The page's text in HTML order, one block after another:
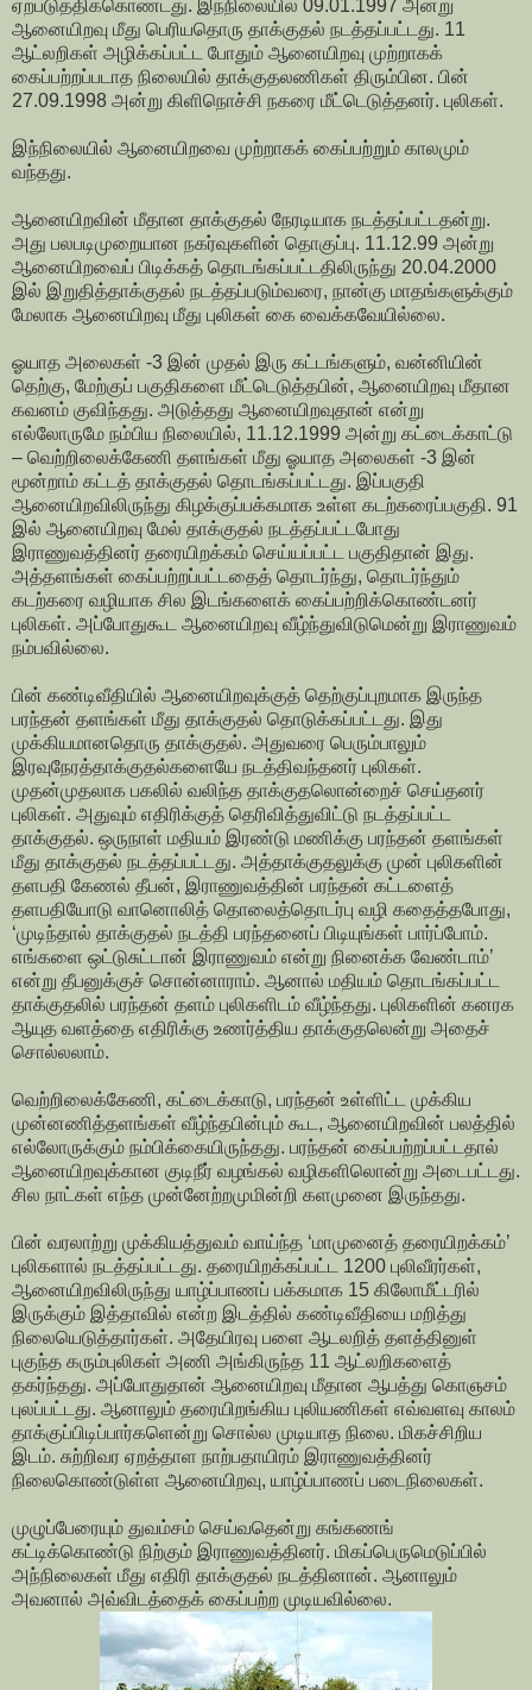
ஏற்படுத்திக்கொண்டது. இந்நிலையில் 09.01.1997 அன்று
ஆனையிறவு மீது பெரியதொரு தாக்குதல் நடத்தப்பட்டது. 11
ஆட்லறிகள் அழிக்கப்பட்ட போதும் ஆனையிறவு முற்றாகக்
கைப்பற்றப்படாத நிலையில் தாக்குதலணிகள் திரும்பின. பின்
27.09.1998 அன்று கிளிநொச்சி நகரை மீட்டெடுத்தனர். புலிகள்.
இந்நிலையில் ஆனையிறவை முற்றாகக் கைப்பற்றும் காலமும்
வந்தது.
ஆனையிறவின் மீதான தாக்குதல் நேரடியாக நடத்தப்பட்டதன்று.
அது பலபடிமுறையான நகர்வுகளின் தொகுப்பு. 11.12.99 அன்று
ஆனையிறவைப் பிடிக்கத் தொடங்கப்பட்டதிலிருந்து 20.04.2000
இல் இறுதித்தாக்குதல் நடத்தப்படும்வரை, நான்கு மாதங்களுக்கும்
மேலாக ஆனையிறவு மீது புலிகள் கை வைக்கவேயில்லை.
ஓயாத அலைகள் -3 இன் முதல் இரு கட்டங்களும், வன்னியின்
தெற்கு, மேற்குப் பகுதிகளை மீட்டெடுத்தபின், ஆனையிறவு மீதான
கவனம் குவிந்தது. அடுத்தது ஆனையிறவுதான் என்று
எல்லோருமே நம்பிய நிலையில், 11.12.1999 அன்று கட்டைக்காட்டு
– வெற்றிலைக்கேணி தளங்கள் மீது ஓயாத அலைகள் -3 இன்
மூன்றாம் கட்டத் தாக்குதல் தொடங்கப்பட்டது. இப்பகுதி
ஆனையிறவிலிருந்து கிழக்குப்பக்கமாக உள்ள கடற்கரைப்பகுதி. 91
இல் ஆனையிறவு மேல் தாக்குதல் நடத்தப்பட்டபோது
இராணுவத்தினர் தரையிறக்கம் செய்யப்பட்ட பகுதிதான் இது.
அத்தளங்கள் கைப்பற்றப்பட்டதைத் தொடர்ந்து, தொடர்ந்தும்
கடற்கரை வழியாக சில இடங்களைக் கைப்பற்றிக்கொண்டனர்
புலிகள். அப்போதுகூட ஆனையிறவு வீழ்ந்துவிடுமென்று இராணுவம்
நம்பவில்லை.
பின் கண்டிவீதியில் ஆனையிறவுக்குத் தெற்குப்புறமாக இருந்த
பரந்தன் தளங்கள் மீது தாக்குதல் தொடுக்கப்பட்டது. இது
முக்கியமானதொரு தாக்குதல். அதுவரை பெரும்பாலும்
இரவுநேரத்தாக்குதல்களையே நடத்திவந்தனர் புலிகள்.
முதன்முதலாக பகலில் வலிந்த தாக்குதலொன்றைச் செய்தனர்
புலிகள். அதுவும் எதிரிக்குத் தெரிவித்துவிட்டு நடத்தப்பட்ட
தாக்குதல். ஒருநாள் மதியம் இரண்டு மணிக்கு பரந்தன் தளங்கள்
மீது தாக்குதல் நடத்தப்பட்டது. அத்தாக்குதலுக்கு முன் புலிகளின்
தளபதி கேணல் தீபன், இராணுவத்தின் பரந்தன் கட்டளைத்
தளபதியோடு வானொலித் தொலைத்தொடர்பு வழி கதைத்தபோது,
‘முடிந்தால் தாக்குதல் நடத்தி பரந்தனைப் பிடியுங்கள் பார்ப்போம்.
எங்களை ஒட்டுசுட்டான் இராணுவம் என்று நினைக்க வேண்டாம்’
என்று தீபனுக்குச் சொன்னாராம். ஆனால் மதியம் தொடங்கப்பட்ட
தாக்குதலில் பரந்தன் தளம் புலிகளிடம் வீழ்ந்தது. புலிகளின் கனரக
ஆயுத வளத்தை எதிரிக்கு உணர்த்திய தாக்குதலென்று அதைச்
சொல்லலாம்.
வெற்றிலைக்கேணி, கட்டைக்காடு, பரந்தன் உள்ளிட்ட முக்கிய
முன்னணித்தளங்கள் வீழ்ந்தபின்பும் கூட, ஆனையிறவின் பலத்தில்
எல்லோருக்கும் நம்பிக்கையிருந்தது. பரந்தன் கைப்பற்றப்பட்டதால்
ஆனையிறவுக்கான குடிநீர் வழங்கல் வழிகளிலொன்று அடைபட்டது.
சில நாட்கள் எந்த முன்னேற்றமுமின்றி களமுனை இருந்தது.
பின் வரலாற்று முக்கியத்துவம் வாய்ந்த ‘மாமுனைத் தரையிறக்கம்’
புலிகளால் நடத்தப்பட்டது. தரையிறக்கப்பட்ட 1200 புலிவீரர்கள்,
ஆனையிறவிலிருந்து யாழ்ப்பாணப் பக்கமாக 15 கிலோமீட்டரில்
இருக்கும் இத்தாவில் என்ற இடத்தில் கண்டிவீதியை மறித்து
நிலையெடுத்தார்கள். அதேயிரவு பளை ஆடலறித் தளத்தினுள்
புகுந்த கரும்புலிகள் அணி அங்கிருந்த 11 ஆட்லறிகளைத்
தகர்ந்தது. அப்போதுதான் ஆனையிறவு மீதான ஆபத்து கொஞசம்
புலப்பட்டது. ஆனாலும் தரையிறங்கிய புலியணிகள் எவ்வளவு காலம்
தாக்குப்பிடிப்பார்களென்று சொல்ல முடியாத நிலை. மிகச்சிறிய
இடம். சுற்றிவர ஏறத்தாள நாற்பதாயிரம் இராணுவத்தினர்
நிலைகொண்டுள்ள ஆனையிறவு, யாழ்ப்பாணப் படைநிலைகள்.
முழுப்பேரையும் துவம்சம் செய்வதென்று கங்கணங்
கட்டிக்கொண்டு நிற்கும் இராணுவத்தினர். மிகப்பெருமெடுப்பில்
அந்நிலைகள் மீது எதிரி தாக்குதல் நடத்தினான். ஆனாலும்
அவனால் அவ்விடத்தைக் கைப்பற்ற முடியவில்லை.